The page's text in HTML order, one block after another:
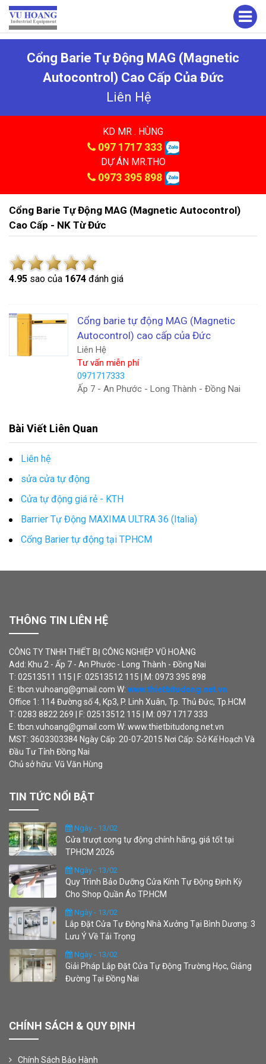
Cổng Barie Tự Động MAG (Magnetic
Autocontrol) Cao Cấp Của Đức
Liên Hệ
KD MR . HÙNG
097 1717 333
DỰ ÁN MR.THO
0973 395 898
Cổng Barie Tự Động MAG (Magnetic Autocontrol)
Cao Cấp - NK Từ Đức
4.95 sao của 1674 đánh giá
Cổng barie tự động MAG (Magnetic
Autocontrol) cao cấp của Đức
Liên Hệ
Tư vấn miễn phí
0971717333
Ấp 7 - An Phước - Long Thành - Đồng Nai
Bài Viết Liên Quan
Liên hệ
sửa cửa tự động
Cửa tự động giá rẻ - KTH
Barrier Tự Động MAXIMA ULTRA 36 (Italia)
Cổng Barier tự động tại TPHCM
THÔNG TIN LIÊN HỆ
CÔNG TY TNHH THIẾT BỊ CÔNG NGHIỆP VŨ HOÀNG
Add: Khu 2 - Ấp 7 - An Phước - Long Thành - Đồng Nai
T: 02513511 115 | F: 02513512 115 | M: 0973 395 898
E: tbcn.vuhoang@gmail.com W: www.thietbitudong.net.vn
Office 1: 114 Đường số 4, Kp3, P. Linh Xuân, Tp. Thủ Đức, Tp.HCM
T: 0283 8822 269 | F: 02513512 115 | M: 097 1717 333
E: tbcn.vuhoang@gmail.com W: www.thietbitudong.net.vn
MST: 3603303384 Ngày Cấp: 20-07-2015 Nơi Cấp: Sở Kế Hoạch Và
Đầu Tư Tỉnh Đồng Nai
Chủ sở hữu: Vũ Văn Hùng
TIN TỨC NỔI BẬT
Ngày - 13/02
Cửa trượt cong tự động chính hãng, giá tốt tại
TPHCM 2026
Ngày - 13/02
Quy Trình Bảo Dưỡng Cửa Kính Tự Động Định Kỳ
Cho Shop Quần Áo TP.HCM
Ngày - 13/02
Lắp Đặt Cửa Tự Động Nhà Xưởng Tại Bình Dương: 3
Lưu Ý Về Tải Trọng
Ngày - 13/02
Giải Pháp Lắp Đặt Cửa Tự Động Trường Học, Giảng
Đường Tại Đồng Nai
CHÍNH SÁCH & QUY ĐỊNH
Chính Sách Bảo Hành